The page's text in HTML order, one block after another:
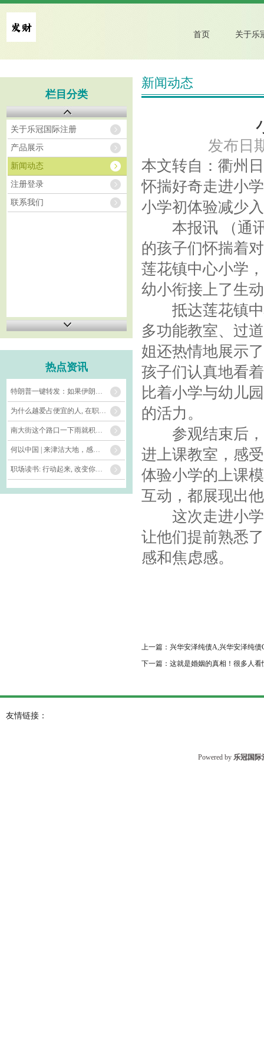
首页
栏目分类
关于乐冠国际注册
产品展示
新闻动态
注册登录
联系我们
热点资讯
特朗普一键转发：如果伊朗不屈服，就进行海上封锁
为什么越爱占便宜的人, 在职场混得越差?
南大街这个路口一下雨就积水 相关部门: 将通知巡查人员前去查看
何以中国 | 来津沽大地，感受诗与远方_大皖新闻 | 安徽网
职场读书: 行动起来, 改变你的团队
新闻动态
发布日
本文转自：衢州
怀揣好奇走进小
小学初体验减少
本报讯 （通讯
的孩子们怀揣着
莲花镇中心小学
幼小衔接上了生
抵达莲花镇中
多功能教室、过
姐还热情地展示
孩子们认真地看
比着小学与幼儿
的活力。
参观结束后，
进上课教室，感
体验小学的上课
互动，都展现出
这次走进小学
让他们提前熟悉
感和焦虑感。
上一篇： 兴华安泽纯债A,兴华安泽纯
下一篇： 这就是婚姻的真相！很多人看
友情链接：
Powered by 乐冠国际